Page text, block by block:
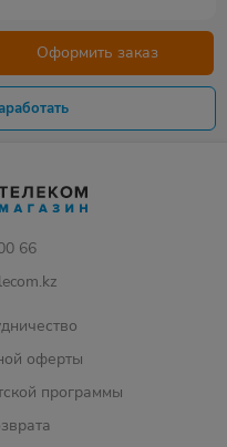
Оформить заказ
66
оферты
программы